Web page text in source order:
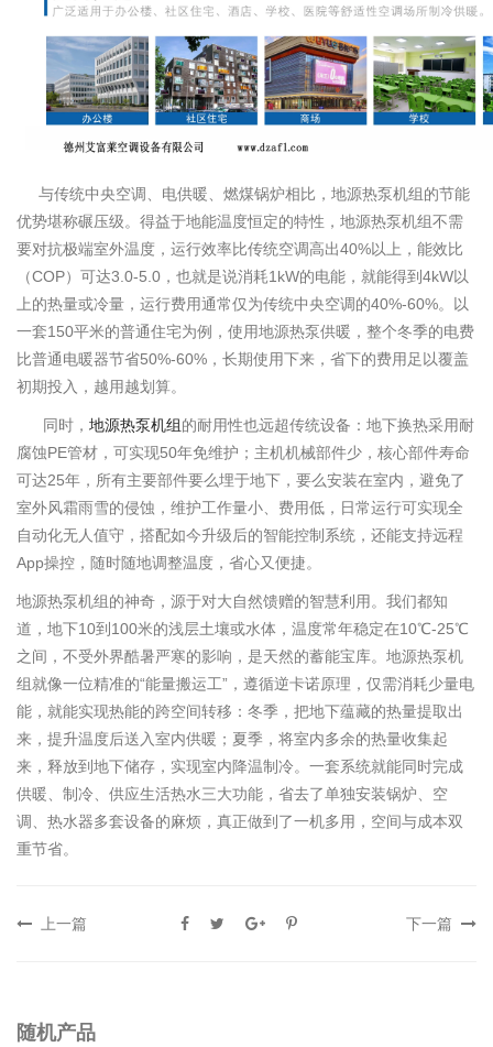
与传统中央空调、电供暖、燃煤锅炉相比，地源热泵机组的节能
优势堪称碾压级。得益于地能温度恒定的特性，地源热泵机组不需
要对抗极端室外温度，运行效率比传统空调高出40%以上，能效比
（COP）可达3.0-5.0，也就是说消耗1kW的电能，就能得到4kW以
上的热量或冷量，运行费用通常仅为传统中央空调的40%-60%。以
一套150平米的普通住宅为例，使用地源热泵供暖，整个冬季的电费
比普通电暖器节省50%-60%，长期使用下来，省下的费用足以覆盖
初期投入，越用越划算。
同时， 地源热泵机组的耐用性也远超传统设备：地下换热采用耐
腐蚀PE管材，可实现50年免维护；主机机械部件少，核心部件寿命
可达25年，所有主要部件要么埋于地下，要么安装在室内，避免了
室外风霜雨雪的侵蚀，维护工作量小、费用低，日常运行可实现全
自动化无人值守，搭配如今升级后的智能控制系统，还能支持远程
App操控，随时随地调整温度，省心又便捷。
地源热泵机组的神奇，源于对大自然馈赠的智慧利用。我们都知
道，地下10到100米的浅层土壤或水体，温度常年稳定在10℃-25℃
之间，不受外界酷暑严寒的影响，是天然的蓄能宝库。地源热泵机
组就像一位精准的“能量搬运工”，遵循逆卡诺原理，仅需消耗少量电
能，就能实现热能的跨空间转移：冬季，把地下蕴藏的热量提取出
来，提升温度后送入室内供暖；夏季，将室内多余的热量收集起
来，释放到地下储存，实现室内降温制冷。一套系统就能同时完成
供暖、制冷、供应生活热水三大功能，省去了单独安装锅炉、空
调、热水器多套设备的麻烦，真正做到了一机多用，空间与成本双
重节省。
上一篇 下一篇
随机产品